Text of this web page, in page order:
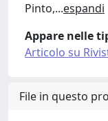
Pinto,...espandi
Appare nelle
Articolo su
File in questo